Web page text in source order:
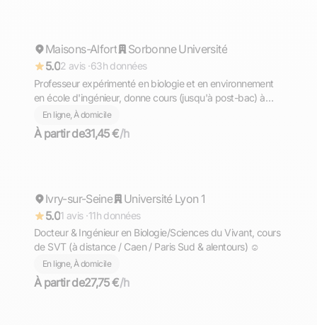
Répond rapidement
Maisons-Alfort
Sorbonne Université
5.02 avis ·63h données
Professeur expérimenté en biologie et en environnement
en école d'ingénieur, donne cours (jusqu'à post-bac) à
Paris/Maisons-Alfort (ex-prepa BCPST)
En ligne, À domicile
À partir de31,45 €/h
Répond rapidement
Ivry-sur-Seine
Université Lyon 1
5.01 avis ·11h données
Docteur & Ingénieur en Biologie/Sciences du Vivant, cours
de SVT (à distance / Caen / Paris Sud & alentours) ☺️
En ligne, À domicile
À partir de27,75 €/h